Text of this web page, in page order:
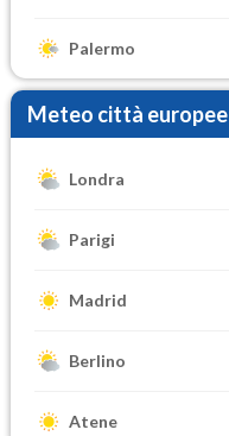
Palermo
Meteo città europee
Londra
Parigi
Madrid
Berlino
Atene